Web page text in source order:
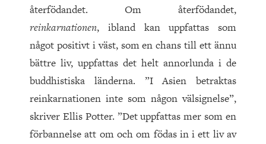
återfödandet. Om återfödandet,
reinkarnationen, ibland kan uppfattas som
något positivt i väst, som en chans till ett ännu
bättre liv, uppfattas det helt annorlunda i de
buddhistiska länderna. ”I Asien betraktas
reinkarnationen inte som någon välsignelse”,
skriver Ellis Potter. ”Det uppfattas mer som en
förbannelse att om och om födas in i ett liv av